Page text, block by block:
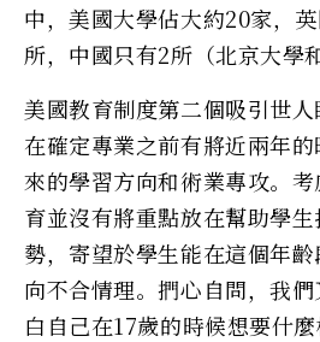
中，美國大學佔大約20家，
所，中國只有2所（北京大學
美國教育制度第二個吸引世
在確定專業之前有將近兩年
來的學習方向和術業專攻。
育並沒有將重點放在幫助學
勢，寄望於學生能在這個年
向不合情理。捫心自問，我
白自己在17歲的時候想要什